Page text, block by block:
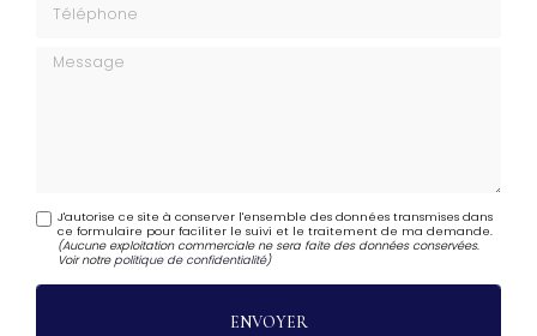
Message
J'autorise ce site à conserver l'ensemble des données transmises dans
ce formulaire pour faciliter le suivi et le traitement de ma demande.
(Aucune exploitation commerciale ne sera faite des données conservées.
Voir notrepolitique de confidentialité)